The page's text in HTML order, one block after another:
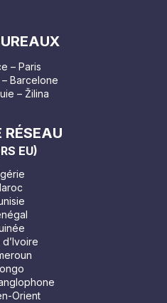
– Paris
Barcelone
– Žilina
RÉSEAU
EU)
Orient